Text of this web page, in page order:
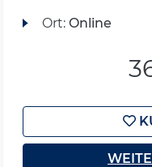
Ort: Online